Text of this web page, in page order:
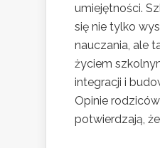
umiejętności.
się nie tylko
nauczania, ale
życiem
integracji i
Opinie
potwierdzają,